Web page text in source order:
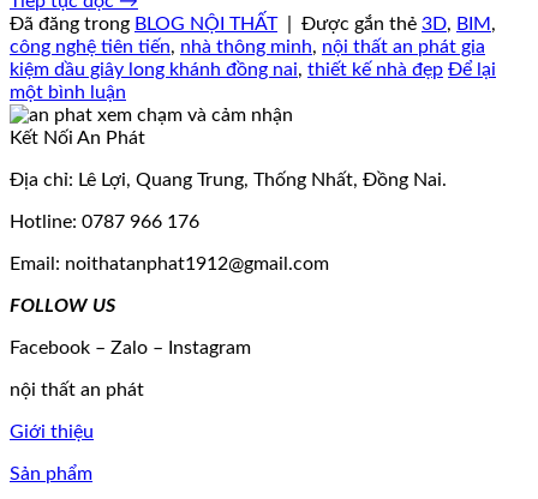
Đã đăng trong BLOG NỘI THẤT Được gắn thẻ 3D, BIM ,
công nghệ tiên tiến, nhà thông minh, nội thất an phát gia
kiệm dầu giây long khánh đồng nai, thiết kế nhà đẹp Để lại
một bình luận
Kết Nối An Phát
Địa chỉ: Lê Lợi, Quang Trung, Thống Nhất, Đồng Nai.
Hotline: 0787 966 176
Email: noithatanphat1912@gmail.com
FOLLOW US
Facebook – Zalo – Instagram
nội thất an phát
Giới thiệu
Sản phẩm